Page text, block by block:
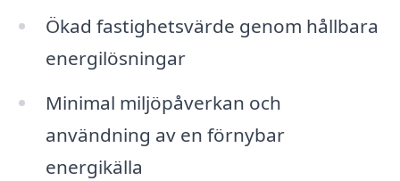
Ökad fastighetsvärde genom hållbara
energilösningar
Minimal miljöpåverkan och
användning av en förnybar
energikälla